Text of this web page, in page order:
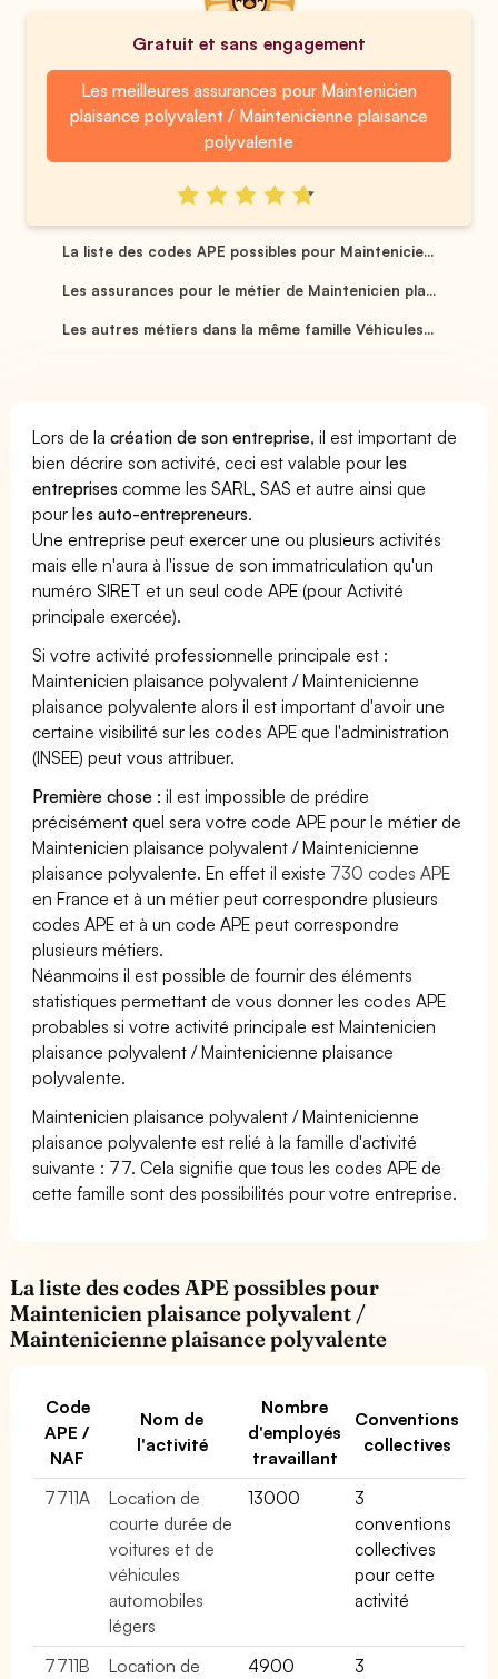
Gratuit et sans engagement
Les meilleures assurances pour Maintenicien
plaisance polyvalent / Maintenicienne plaisance
polyvalente
La liste des codes APE possibles pour Maintenicie...
Les assurances pour le métier de Maintenicien pla...
Les autres métiers dans la même famille Véhicules...
Lors de lacréation de son entreprise, il est important de
bien décrire son activité, ceci est valable pourles
entreprises comme les SARL, SAS et autre ainsi que
pourles auto-entrepreneurs.
Une entreprise peut exercer une ou plusieurs activités
mais elle n'aura à l'issue de son immatriculation qu'un
numéro SIRET et un seul code APE (pour Activité
principale exercée).
Si votre activité professionnelle principale est :
Maintenicien plaisance polyvalent / Maintenicienne
plaisance polyvalente alors il est important d'avoir une
certaine visibilité sur les codes APE que l'administration
(INSEE) peut vous attribuer.
Première chose : il est impossible de prédire
précisément quel sera votre code APE pour le métier de
Maintenicien plaisance polyvalent / Maintenicienne
plaisance polyvalente. En effet il existe 730 codes APE
en France et à un métier peut correspondre plusieurs
codes APE et à un code APE peut correspondre
plusieurs métiers.
Néanmoins il est possible de fournir des éléments
statistiques permettant de vous donner les codes APE
probables si votre activité principale est Maintenicien
plaisance polyvalent / Maintenicienne plaisance
polyvalente.
Maintenicien plaisance polyvalent / Maintenicienne
plaisance polyvalente est relié à la famille d'activité
suivante : 77. Cela signifie que tous les codes APE de
cette famille sont des possibilités pour votre entreprise.
La liste des codes APE possibles pour
Maintenicien plaisance polyvalent /
Maintenicienne plaisance polyvalente
Code
APE /
NAF
Nom de
l'activité
Nombre
d'employés
travaillant
Conventions
collectives
7711A
Location de
courte durée de
voitures et de
véhicules
automobiles
légers
13000
3
conventions
collectives
pour cette
activité
7711B Location de 4900 3